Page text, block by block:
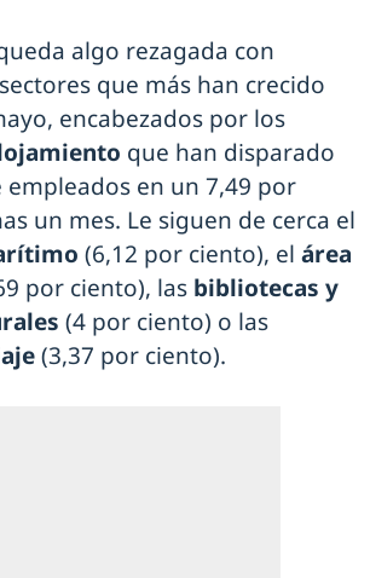
algo rezagada con
que más han crecido
encabezados por los
que han disparado
en un 7,49 por
un mes. Le siguen de cerca el
(6,12 por ciento), el área
por ciento), las bibliotecas y
(4 por ciento) o las
(3,37 por ciento).